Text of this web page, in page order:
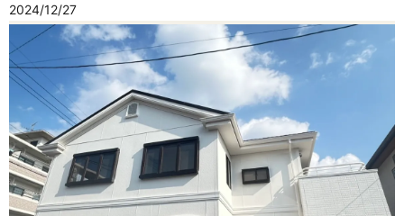
2024/12/27